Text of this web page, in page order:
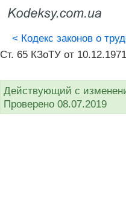
< Кодекс законов о
Ст. 65 КЗоТУ от
Действующий с
Проверено 08.07.2019